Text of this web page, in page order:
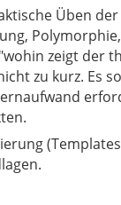
Üben
zeigt der
zu kurz. Es